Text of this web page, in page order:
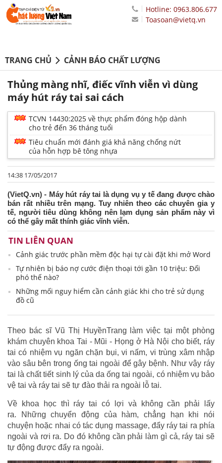
Hotline: 0963.806.677
Toasoan@vietq.vn
TRANG CHỦ CẢNH BÁO CHẤT LƯỢNG
Thủng màng nhĩ, điếc vĩnh viễn vì dùng
máy hút ráy tai sai cách
TCVN 14430:2025 về thực phẩm đóng hộp dành
cho trẻ đến 36 tháng tuổi
Tiêu chuẩn mới đánh giá khả năng chống nứt
của hỗn hợp bê tông nhựa
14:38 17/05/2017
(VietQ.vn) - Máy hút ráy tai là dụng vụ y tế đang được chào
bán rất nhiều trên mạng. Tuy nhiên theo các chuyên gia y
tế, người tiêu dùng không nên lạm dụng sản phẩm này vì
có thể gây mất thính giác vĩnh viễn.
TIN LIÊN QUAN
Cảnh giác trước phần mềm độc hại tự cài đặt khi mở Word
Tự nhiên bị báo nợ cước điện thoại tới gần 10 triệu: Đối
phó thế nào?
Những mối nguy hiểm cần cảnh giác khi cho trẻ sử dụng
đồ cũ
Theo bác sĩ Vũ Thị HuyềnTrang làm việc tại một phòng
khám chuyên khoa Tai - Mũi - Họng ở Hà Nội cho biết, ráy
tai có nhiệm vụ ngăn chặn bụi, vi nấm, vi trùng xâm nhập
vào sâu bên trong ống tai ngoài để gây bệnh. Như vậy ráy
tai là chất tiết sinh lý của da ống tai ngoài, có nhiệm vụ bảo
vệ tai và ráy tai sẽ tự đào thải ra ngoài lỗ tai.
Về khoa học thì ráy tai có lợi và không cần phải lấy
ra. Những chuyển động của hàm, chẳng hạn khi nói
chuyện hoặc nhai có tác dụng massage, đẩy ráy tai ra phía
ngoài và rơi ra. Do đó không cần phải làm gì cả, ráy tai sẽ
tự động được đẩy ra ngoài.